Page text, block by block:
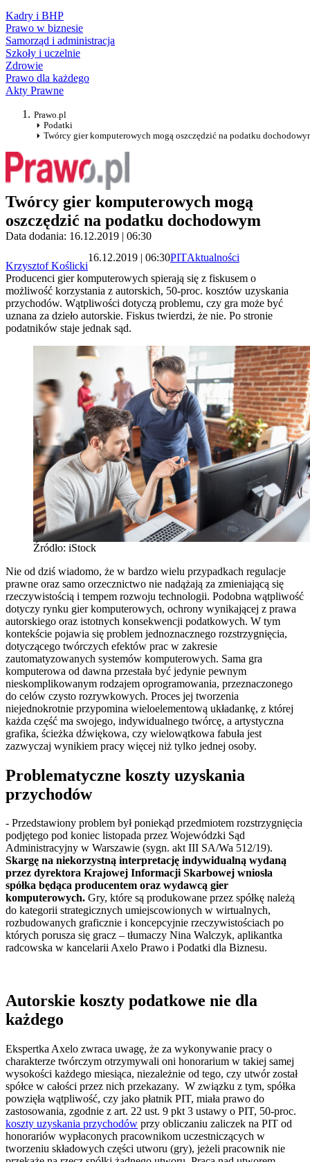
Kadry i BHP
Prawo w biznesie
Samorząd i administracja
Szkoły i uczelnie
Zdrowie
Prawo dla każdego
Akty Prawne
Prawo.pl
Podatki
Twórcy gier komputerowych mogą oszczędzić na podatku
Twórcy gier komputerowych mogą
oszczędzić na podatku dochodowym
Data dodania: 16.12.2019 | 06:30
Krzysztof Koślicki
16.12.2019 | 06:30PITAktualności
Producenci gier komputerowych spierają się z fiskusem o
możliwość korzystania z autorskich, 50-proc. kosztów uzyskania
przychodów. Wątpliwości dotyczą problemu, czy gra może być
uznana za dzieło autorskie. Fiskus twierdzi, że nie. Po stronie
podatników staje jednak sąd.
Źródło: iStock
Nie od dziś wiadomo, że w bardzo wielu przypadkach regulacje
prawne oraz samo orzecznictwo nie nadążają za zmieniającą się
rzeczywistością i tempem rozwoju technologii. Podobna wątpliwość
dotyczy rynku gier komputerowych, ochrony wynikającej z prawa
autorskiego oraz istotnych konsekwencji podatkowych. W tym
kontekście pojawia się problem jednoznacznego rozstrzygnięcia,
dotyczącego twórczych efektów prac w zakresie
zautomatyzowanych systemów komputerowych. Sama gra
komputerowa od dawna przestała być jedynie pewnym
nieskomplikowanym rodzajem oprogramowania, przeznaczonego
do celów czysto rozrywkowych. Proces jej tworzenia
niejednokrotnie przypomina wieloelementową układankę, z której
każda część ma swojego, indywidualnego twórcę, a artystyczna
grafika, ścieżka dźwiękowa, czy wielowątkowa fabuła jest
zazwyczaj wynikiem pracy więcej niż tylko jednej osoby.
Problematyczne koszty uzyskania
przychodów
- Przedstawiony problem był poniekąd przedmiotem rozstrzygnięcia
podjętego pod koniec listopada przez Wojewódzki Sąd
Administracyjny w Warszawie (sygn. akt III SA/Wa 512/19).
Skargę na niekorzystną interpretację indywidualną wydaną
przez dyrektora Krajowej Informacji Skarbowej wniosła
spółka będąca producentem oraz wydawcą gier
komputerowych. Gry, które są produkowane przez spółkę należą
do kategorii strategicznych umiejscowionych w wirtualnych,
rozbudowanych graficznie i koncepcyjnie rzeczywistościach po
których porusza się gracz – tłumaczy Nina Walczyk, aplikantka
radcowska w kancelarii Axelo Prawo i Podatki dla Biznesu.
Autorskie koszty podatkowe nie dla
każdego
Ekspertka Axelo zwraca uwagę, że za wykonywanie pracy o
charakterze twórczym otrzymywali oni honorarium w takiej samej
wysokości każdego miesiąca, niezależnie od tego, czy utwór został
spółce w całości przez nich przekazany. W związku z tym, spółka
powzięła wątpliwość, czy jako płatnik PIT, miała prawo do
zastosowania, zgodnie z art. 22 ust. 9 pkt 3 ustawy o PIT, 50-proc.
koszty uzyskania przychodów przy obliczaniu zaliczek na PIT od
honorariów wypłaconych pracownikom uczestniczących w
tworzeniu składowych części utworu (gry), jeżeli pracownik nie